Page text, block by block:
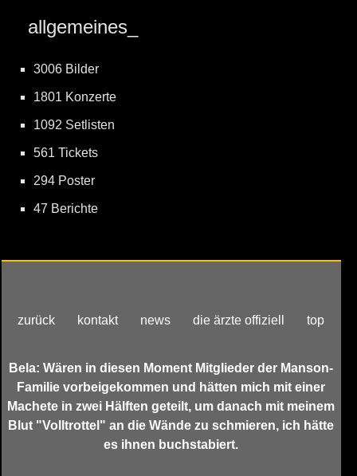
allgemeines_
3006 Bilder
1801 Konzerte
1092 Setlisten
561 Tickets
294 Poster
47 Berichte
zurück kontakt news die ärzte offiziell top
Bela: Wären in diesen Moment Mitglieder der Manson-
Familie vorbeigekommen und hätten mich mit einer
Machete in zwei Hälften geteilt, um danach mit meinem
Blut "Volltrottel" an die Wände zu schmieren, ich hätte
es ihnen buchstabiert.